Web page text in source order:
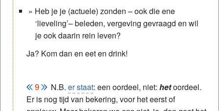
Heb je je (actuele) zonden – ook die ene
‘lieveling’– beleden, vergeving gevraagd en wil
je ook daarin rein leven?
Ja? Kom dan en eet en drink!
N.B. er staat: een oordeel, niet: hetoordeel.
Er is nog tijd van bekering, voor het eerst of